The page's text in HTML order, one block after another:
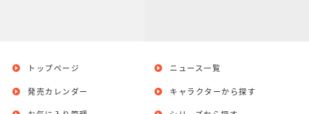
トップページ
発売カレンダー
ニュース一覧
キャラクターから探す